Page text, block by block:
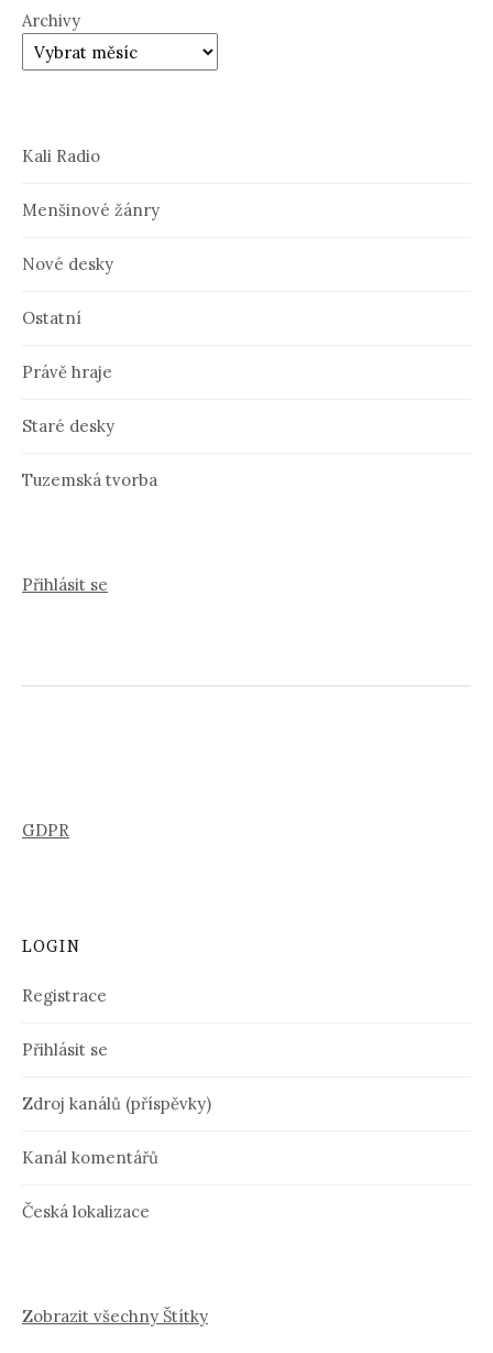
Archivy
Kali Radio
Menšinové žánry
Nové desky
Ostatní
Právě hraje
Staré desky
Tuzemská tvorba
Přihlásit se
GDPR
LOGIN
Registrace
Přihlásit se
Zdroj kanálů (příspěvky)
Kanál komentářů
Česká lokalizace
Zobrazit všechny Štítky